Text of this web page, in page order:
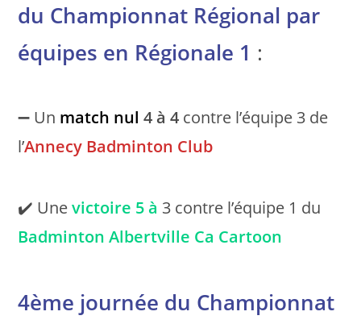
du Championnat Régional par
équipes en Régionale 1 :
➖ Un match nul 4 à 4 contre l’équipe 3 de
l’Annecy Badminton Club
✔️ Unevictoire 5 à 3 contre l’équipe 1 du
Badminton Albertville Ca Cartoon
4ème journée du Championnat